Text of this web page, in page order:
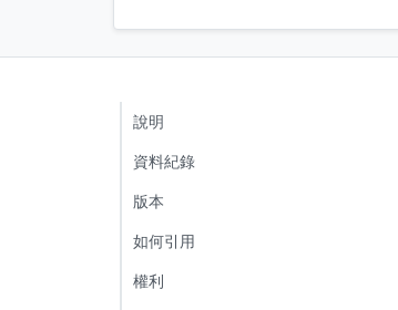
說明
資料紀錄
版本
如何引用
權利